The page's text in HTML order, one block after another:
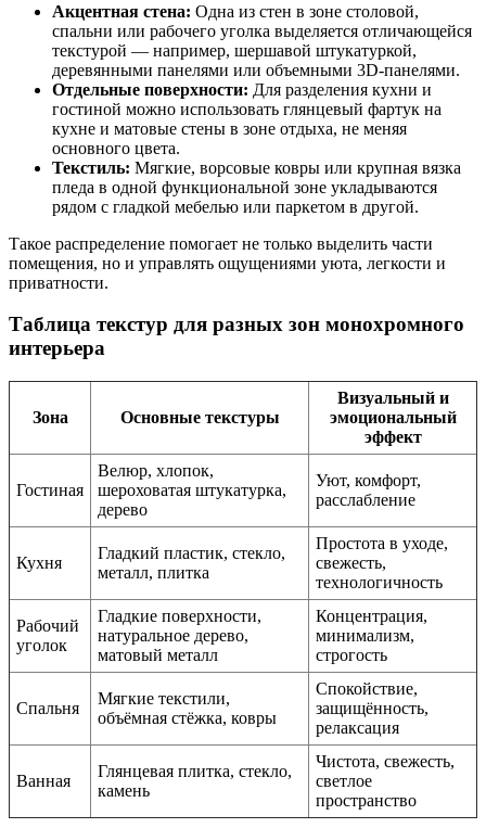
Акцентная стена: Одна из стен в зоне столовой,
спальни или рабочего уголка выделяется отличающейся
текстурой — например, шершавой штукатуркой,
деревянными панелями или объемными 3D-панелями.
Отдельные поверхности: Для разделения кухни и
гостиной можно использовать глянцевый фартук на
кухне и матовые стены в зоне отдыха, не меняя
основного цвета.
Текстиль: Мягкие, ворсовые ковры или крупная вязка
пледа в одной функциональной зоне укладываются
рядом с гладкой мебелью или паркетом в другой.
Такое распределение помогает не только выделить части
помещения, но и управлять ощущениями уюта, легкости и
приватности.
Таблица текстур для разных зон монохромного
интерьера
Зона Основные текстуры
Визуальный и
эмоциональный
эффект
Гостиная
Велюр, хлопок,
шероховатая штукатурка,
дерево
Уют, комфорт,
расслабление
Кухня
Гладкий пластик, стекло,
металл, плитка
Простота в уходе,
свежесть,
технологичность
Рабочий
уголок
Гладкие поверхности,
натуральное дерево,
матовый металл
Концентрация,
минимализм,
строгость
Спальня
Мягкие текстили,
объёмная стёжка, ковры
Спокойствие,
защищённость,
релаксация
Ванная
Глянцевая плитка, стекло,
камень
Чистота, свежесть,
светлое
пространство